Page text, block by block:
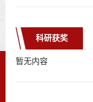
科研获奖
暂无内容